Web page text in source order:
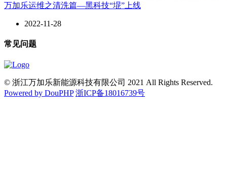
万加乐运维之清洗篇—黑科技“堒”上线
2022-11-28
常见问题
© 浙江万加乐新能源科技有限公司 2021 All Rights Reserved.
Powered by DouPHP 浙ICP备18016739号